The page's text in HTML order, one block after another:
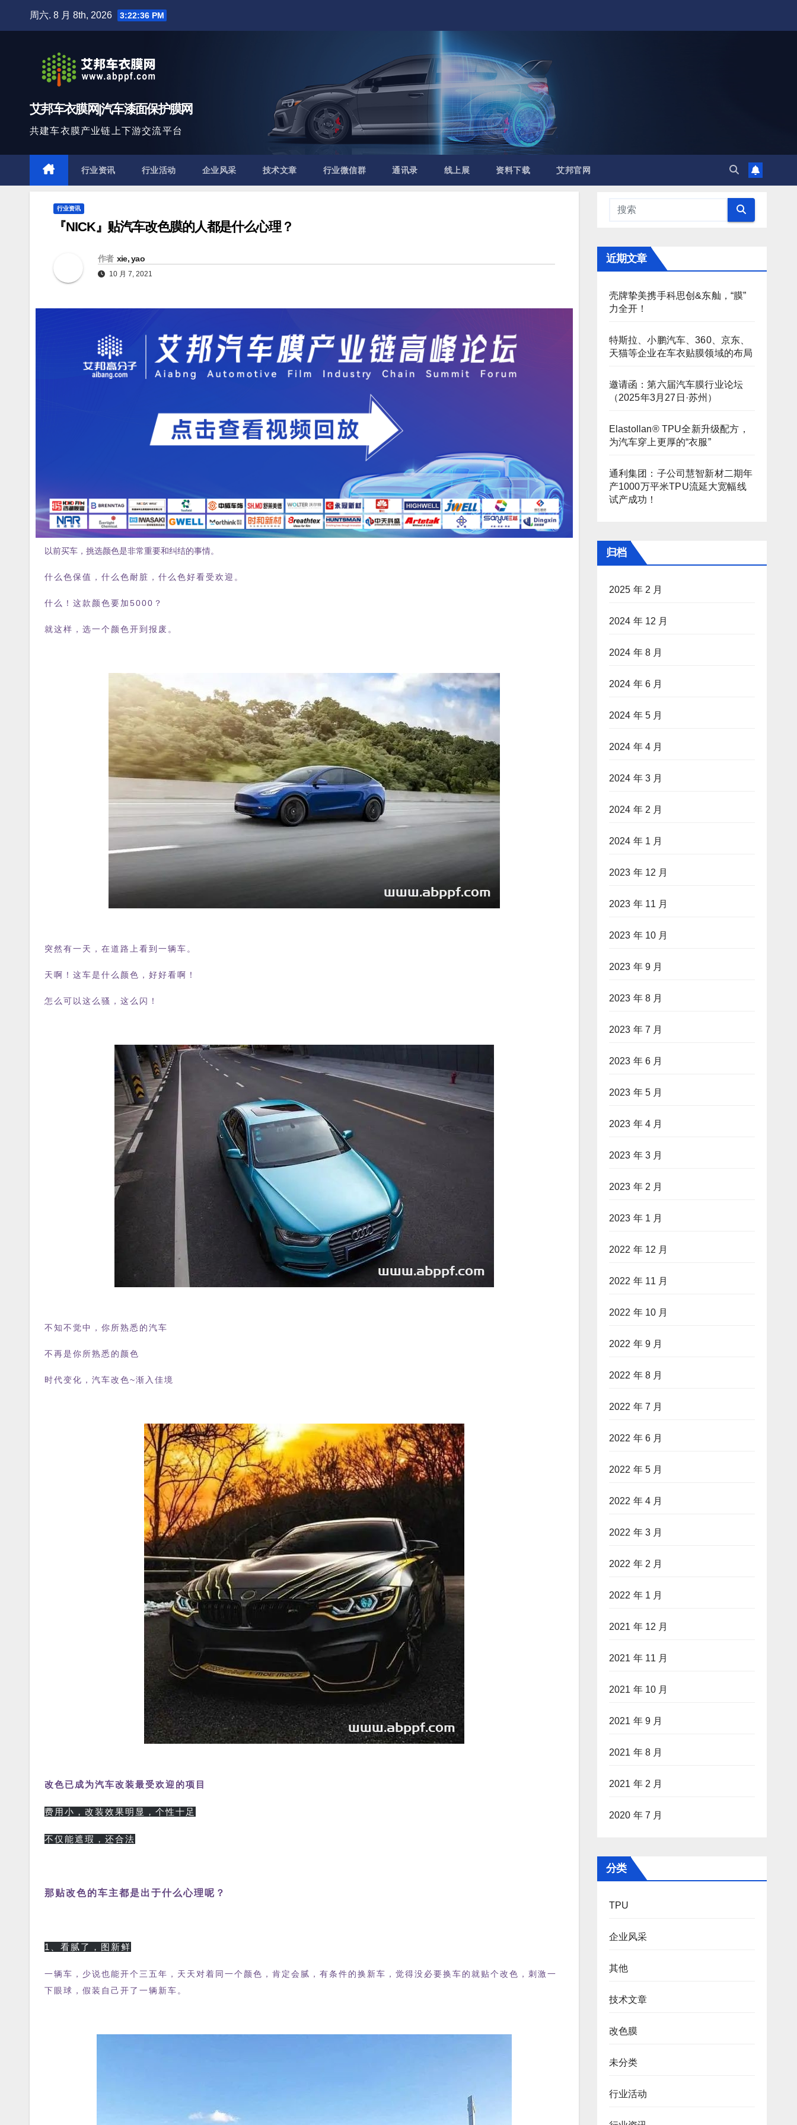
周六. 8 月 8th, 2026 3:22:37 PM
艾邦车衣膜网|汽车漆面保护膜网
共建车衣膜产业链上下游交流平台
行业资讯 行业活动 企业风采 技术文章 行业微信群 通讯录 线上展 资料下载 艾邦官网
行业资讯
『NICK』贴汽车改色膜的人都是什么心理？
作者 xie, yao
10 月 7, 2021
以前买车，挑选颜色是非常重要和纠结的事情。
什么色保值，什么色耐脏，什么色好看受欢迎。
什么！这款颜色要加5000？
就这样，选一个颜色开到报废。
突然有一天，在道路上看到一辆车。
天啊！这车是什么颜色，好好看啊！
怎么可以这么骚，这么闪！
不知不觉中，你所熟悉的汽车
不再是你所熟悉的颜色
时代变化，汽车改色~渐入佳境
改色已成为汽车改装最受欢迎的项目
费用小，改装效果明显，个性十足
不仅能遮瑕，还合法
那贴改色的车主都是出于什么心理呢？
1、看腻了，图新鲜
一辆车，少说也能开个三五年，天天对着同一个颜色，肯定会腻，有条件的换新车，觉得没必要换车的就贴个改色，刺激一
下眼球，假装自己开了一辆新车。
近期文章
壳牌挚美携手科思创&东舢，“膜”
力全开！
特斯拉、小鹏汽车、360、京东、
天猫等企业在车衣贴膜领域的布局
邀请函：第六届汽车膜行业论坛
（2025年3月27日·苏州）
Elastollan® TPU全新升级配方，
为汽车穿上更厚的“衣服”
通利集团：子公司慧智新材二期年
产1000万平米TPU流延大宽幅线
试产成功！
归档
2025 年 2 月
2024 年 12 月
2024 年 8 月
2024 年 6 月
2024 年 5 月
2024 年 4 月
2024 年 3 月
2024 年 2 月
2024 年 1 月
2023 年 12 月
2023 年 11 月
2023 年 10 月
2023 年 9 月
2023 年 8 月
2023 年 7 月
2023 年 6 月
2023 年 5 月
2023 年 4 月
2023 年 3 月
2023 年 2 月
2023 年 1 月
2022 年 12 月
2022 年 11 月
2022 年 10 月
2022 年 9 月
2022 年 8 月
2022 年 7 月
2022 年 6 月
2022 年 5 月
2022 年 4 月
2022 年 3 月
2022 年 2 月
2022 年 1 月
2021 年 12 月
2021 年 11 月
2021 年 10 月
2021 年 9 月
2021 年 8 月
2021 年 2 月
2020 年 7 月
分类
TPU
企业风采
其他
技术文章
改色膜
未分类
行业活动